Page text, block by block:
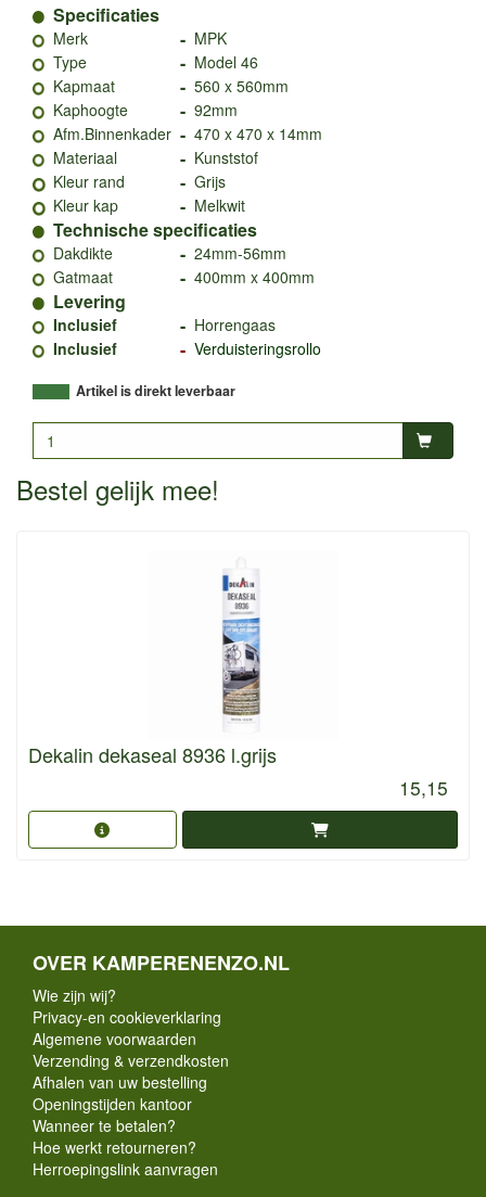
Specificaties
Merk - MPK
Type
- Model 46
Kapmaat
- 560 x 560mm
Kaphoogte
- 92mm
Afm.Binnenkader - 470 x 470 x 14mm
Materiaal
- Kunststof
Kleur rand
- Grijs
Kleur kap
- Melkwit
Technische specificaties
Dakdikte - 24mm-56mm
Gatmaat
- 400mm x 400mm
Levering
Inclusief - Horrengaas
Inclusief
- Verduisteringsrollo
Artikel is direkt leverbaar
Bestel gelijk mee!
Dekalin dekaseal 8936 l.grijs
15,15
OVER KAMPERENENZO.NL
Wie zijn wij?
Privacy-en cookieverklaring
Algemene voorwaarden
Verzending & verzendkosten
Afhalen van uw bestelling
Openingstijden kantoor
Wanneer te betalen?
Hoe werkt retourneren?
Herroepingslink aanvragen